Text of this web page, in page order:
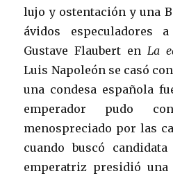
lujo y ostentación y una
ávidos especuladores
Gustave Flaubert en La
Luis Napoleón se casó
una condesa española
emperador pudo
menospreciado por las
cuando buscó
emperatriz presidió una